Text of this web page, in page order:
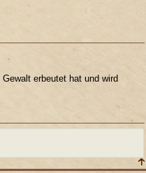
erbeutet hat und wird